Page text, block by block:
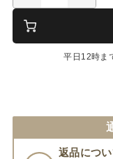
平日12時ま
返品につ